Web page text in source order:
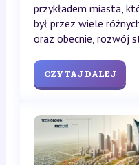
przykładem miasta,
był przez wiele
oraz obecnie, rozwój
CZYTAJ DALEJ